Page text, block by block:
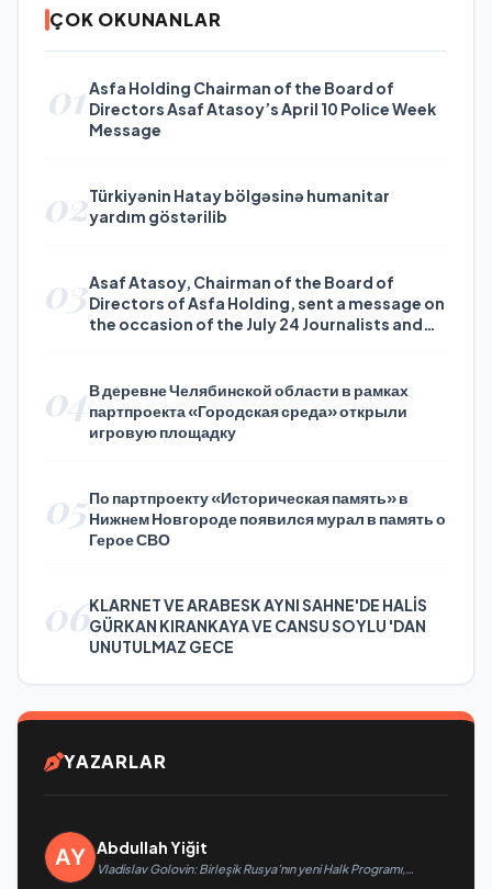
ÇOK OKUNANLAR
01Asfa Holding Chairman of the Board of
Directors Asaf Atasoy’s April 10 Police Week
Message
02Türkiyənin Hatay bölgəsinə humanitar
yardım göstərilib
03Asaf Atasoy, Chairman of the Board of
Directors of Asfa Holding, sent a message on
the occasion of the July 24 Journalists and
04В деревне Челябинской области в рамках
партпроекта «Городская среда» открыли
игровую площадку
05По партпроекту «Историческая память» в
Нижнем Новгороде появился мурал в память о
Герое СВО
06KLARNET VE ARABESK AYNI SAHNE'DE HALİS
GÜRKAN KIRANKAYA VE CANSU SOYLU 'DAN
UNUTULMAZ GECE
YAZARLAR
Abdullah Yiğit
Vladislav Golovin: Birleşik Rusya’nın yeni Halk Programı,